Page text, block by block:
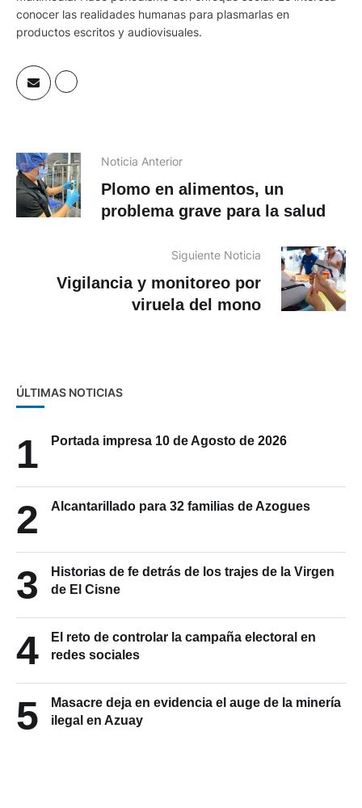
productos escritos y audiovisuales.
Plomo en alimentos, un
problema grave para la salud
Vigilancia y monitoreo por
viruela del mono
1
2 Alcantarillado para 32 familias de Azogues
3
Historias de fe detrás de los trajes de la Virgen
de El Cisne
4
El reto de controlar la campaña electoral en
redes sociales
5
Masacre deja en evidencia el auge de la minería
ilegal en Azuay